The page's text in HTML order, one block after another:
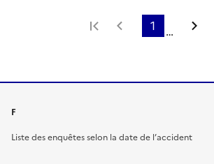
Première page
Page
1 …
F
Liste des enquêtes selon la date de l’accident